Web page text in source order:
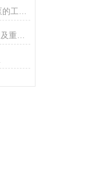
低压润滑站在工业领域中的应用及重要性